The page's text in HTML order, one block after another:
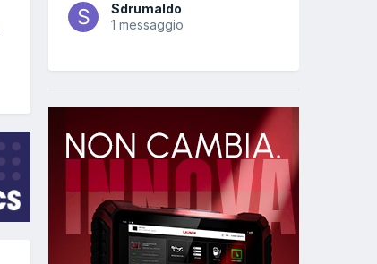
Sdrumaldo
1 messaggio